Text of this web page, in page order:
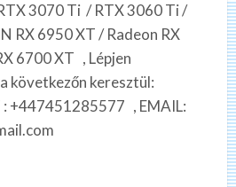
3070 Ti / RTX 3060 Ti /
RX 6950 XT / Radeon RX
6700 XT , Lépjen
következőn keresztül:
+447451285577 , EMAIL: